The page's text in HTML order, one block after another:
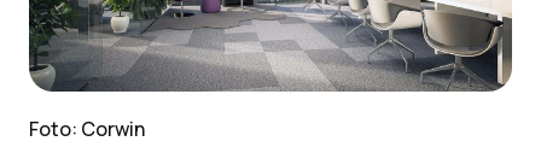
Foto: Corwin